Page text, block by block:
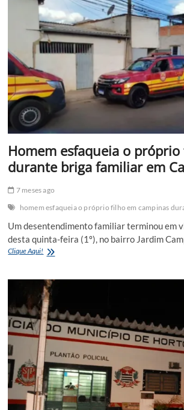
primeiro
bebê
nascido
em
Hortolândia
2026
Homem esfaqueia o
durante briga familiar em
7 meses ago
homem esfaqueia o próprio filho em campinas
Um desentendimento familiar terminou em
desta quinta-feira (1º), no bairro Jardim
Clique Aqui! Homem
próprio
filho
durante
briga
familiar
em
Campinas